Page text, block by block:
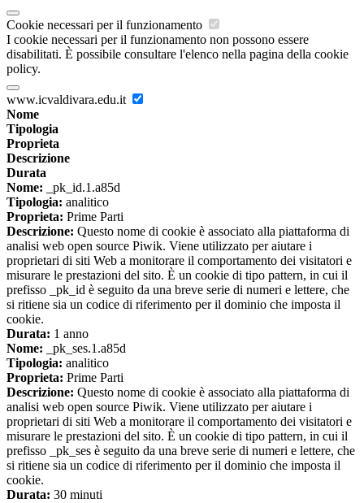
Cookie necessari per il funzionamento
I cookie necessari per il funzionamento non possono essere
disabilitati. È possibile consultare l'elenco nella pagina della cookie
policy.
www.icvaldivara.edu.it
Nome
Tipologia
Proprieta
Descrizione
Durata
Nome: _pk_id.1.a85d
Tipologia: analitico
Proprieta: Prime Parti
Descrizione: Questo nome di cookie è associato alla piattaforma di
analisi web open source Piwik. Viene utilizzato per aiutare i
proprietari di siti Web a monitorare il comportamento dei visitatori e
misurare le prestazioni del sito. È un cookie di tipo pattern, in cui il
prefisso _pk_id è seguito da una breve serie di numeri e lettere, che
si ritiene sia un codice di riferimento per il dominio che imposta il
cookie.
Durata: 1 anno
Nome: _pk_ses.1.a85d
Tipologia: analitico
Proprieta: Prime Parti
Descrizione: Questo nome di cookie è associato alla piattaforma di
analisi web open source Piwik. Viene utilizzato per aiutare i
proprietari di siti Web a monitorare il comportamento dei visitatori e
misurare le prestazioni del sito. È un cookie di tipo pattern, in cui il
prefisso _pk_ses è seguito da una breve serie di numeri e lettere, che
si ritiene sia un codice di riferimento per il dominio che imposta il
cookie.
Durata: 30 minuti